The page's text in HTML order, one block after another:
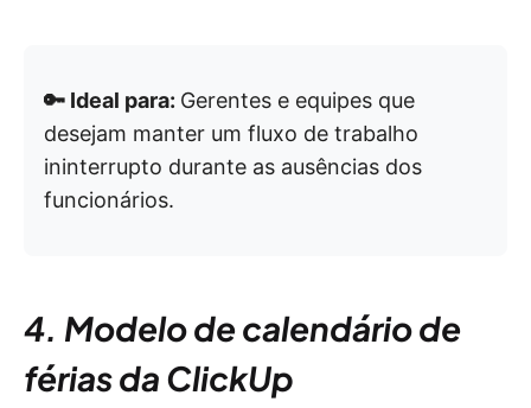
🔑 Ideal para: Gerentes e equipes que
desejam manter um fluxo de trabalho
ininterrupto durante as ausências dos
funcionários.
4. Modelo de calendário de
férias da ClickUp